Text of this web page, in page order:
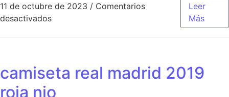
11 de octubre de 2023 / Comentarios
desactivadosen camiseta real madrid nio el corte ingles
Leer
Más
camiseta real madrid 2019
roja nio